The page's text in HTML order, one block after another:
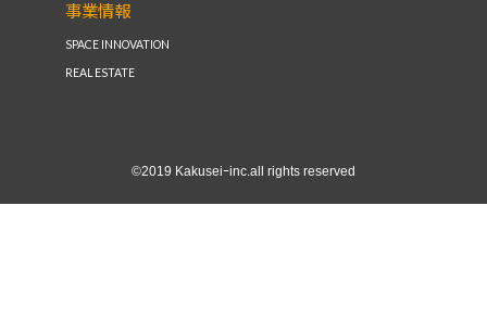
事業情報
SPACE INNOVATION
REAL ESTATE
©2019 Kakuseiｰinc.all rights reserved